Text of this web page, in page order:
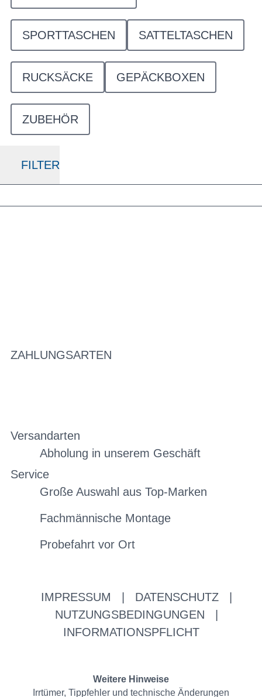
SPORTTASCHEN SATTELTASCHEN
RUCKSÄCKE GEPÄCKBOXEN
ZUBEHÖR
FILTER
ZAHLUNGSARTEN
Versandarten
Abholung in unserem Geschäft
Service
Große Auswahl aus Top-Marken
Fachmännische Montage
Probefahrt vor Ort
IMPRESSUM DATENSCHUTZ
NUTZUNGSBEDINGUNGEN
INFORMATIONSPFLICHT
Weitere Hinweise
Irrtümer, Tippfehler und technische Änderungen